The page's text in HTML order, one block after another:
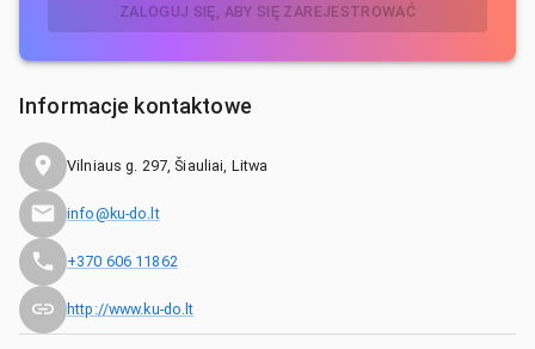
ZALOGUJ SIĘ, ABY SIĘ ZAREJESTROWAĆ
Informacje kontaktowe
Vilniaus g. 297, Šiauliai, Litwa
info@ku-do.lt
+370 606 11862
http://www.ku-do.lt